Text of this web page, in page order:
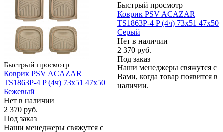
Быстрый просмотр
Коврик PSV ACAZAR
TS1863P-4 P (4ч) 73x51 47х50
Бежевый
Нет в наличии
2 370 руб.
Под заказ
Наши менеджеры свяжутся с
Быстрый просмотр
Коврик PSV ACAZAR
TS1863P-4 P (4ч) 73x51 47х50
Серый
Нет в наличии
2 370 руб.
Под заказ
Наши менеджеры свяжутся с
Вами, когда товар появится в
наличии.